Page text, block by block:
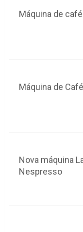
Máquina de
Máquina de
Nova máquina
Nespresso